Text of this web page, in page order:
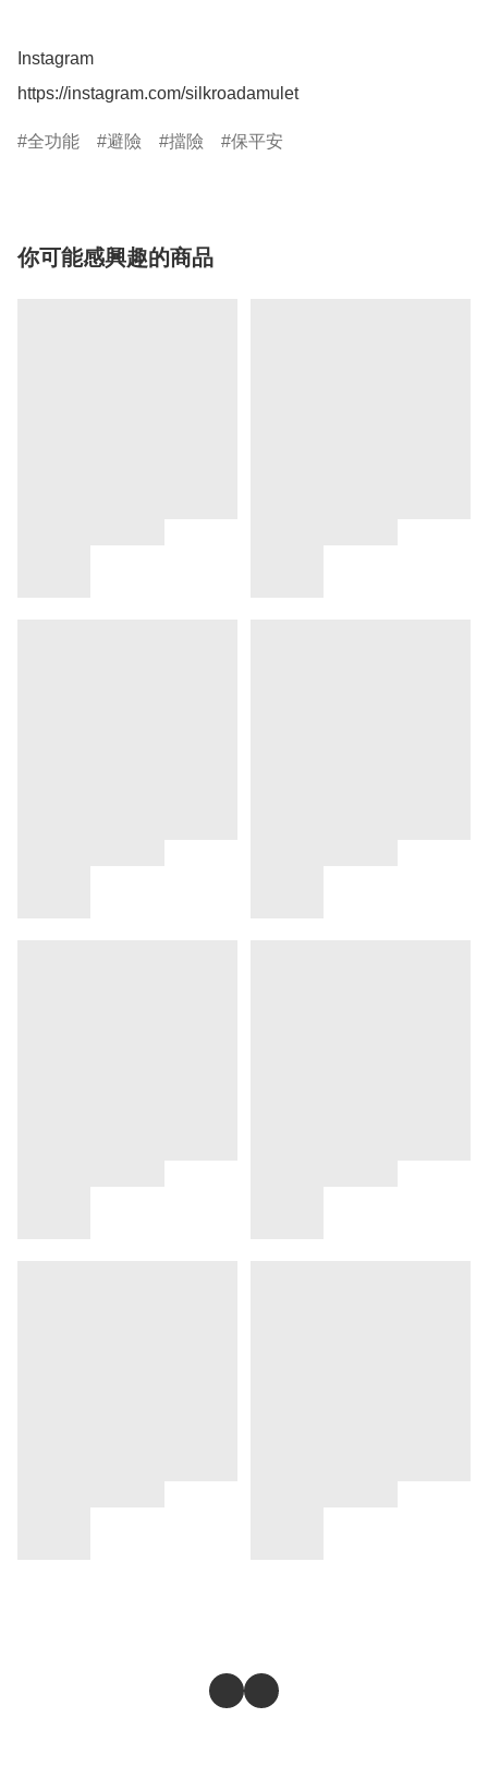
Instagram
https://instagram.com/silkroadamulet
全功能 避險 擋險 保平安
你可能感興趣的商品